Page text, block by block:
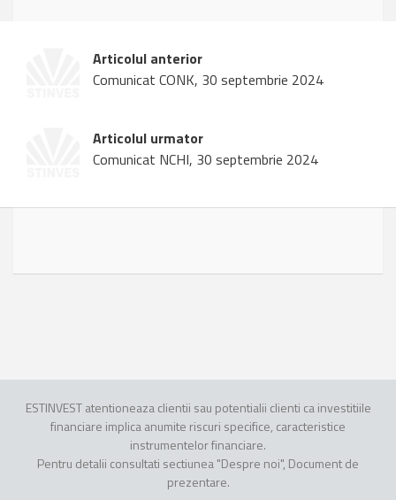
Articolul anterior
Comunicat CONK, 30 septembrie 2024
Articolul urmator
Comunicat NCHI, 30 septembrie 2024
ESTINVEST atentioneaza clientii sau potentialii clienti ca investitiile
financiare implica anumite riscuri specifice, caracteristice
instrumentelor financiare.
Pentru detalii consultati sectiunea "Despre noi", Document de
prezentare.